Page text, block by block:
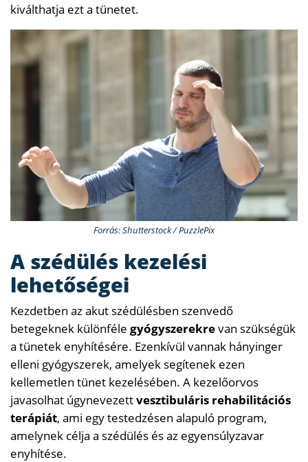
kiválthatja ezt a tünetet.
Forrás: Shutterstock / PuzzlePix
A szédülés kezelési
lehetőségei
Kezdetben az akut szédülésben szenvedő
betegeknek különféle gyógyszerekrevan szükségük
a tünetek enyhítésére. Ezenkívül vannak hányinger
elleni gyógyszerek, amelyek segítenek ezen
kellemetlen tünet kezelésében. A kezelőorvos
javasolhat úgynevezettvesztibuláris rehabilitációs
terápiát, ami egy testedzésen alapuló program,
amelynek célja a szédülés és az egyensúlyzavar
enyhítése.